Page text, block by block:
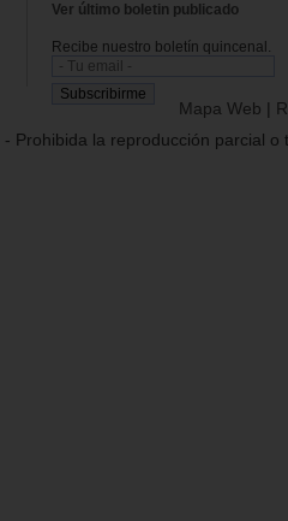
Ver último boletin publicado
Recibe nuestro boletín quincenal.
Mapa Web |
- Prohibida la reproducción parcial o